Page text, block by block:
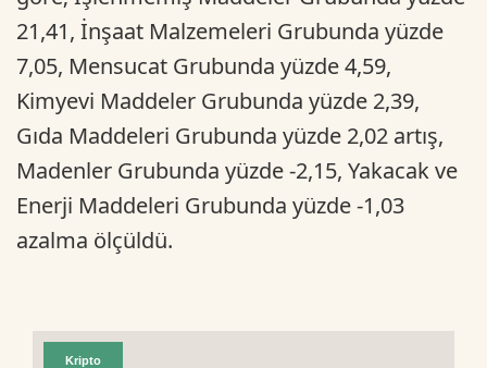
21,41, İnşaat Malzemeleri Grubunda yüzde
7,05, Mensucat Grubunda yüzde 4,59,
Kimyevi Maddeler Grubunda yüzde 2,39,
Gıda Maddeleri Grubunda yüzde 2,02 artış,
Madenler Grubunda yüzde -2,15, Yakacak ve
Enerji Maddeleri Grubunda yüzde -1,03
azalma ölçüldü.
Kripto